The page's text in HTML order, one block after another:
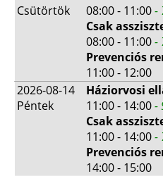
Csütörtök
08:00 - 11:00-
Csak
08:00 - 11:00-
Prevenciós
11:00 - 12:00
2026-08-14
Péntek
Háziorvosi
11:00 - 14:00-
Csak
11:00 - 14:00-
Prevenciós
14:00 - 15:00